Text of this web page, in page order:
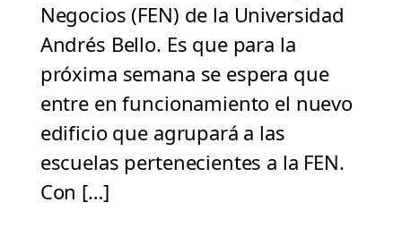
Negocios (FEN) de la Universidad
Andrés Bello. Es que para la
próxima semana se espera que
entre en funcionamiento el nuevo
edificio que agrupará a las
escuelas pertenecientes a la FEN.
Con […]